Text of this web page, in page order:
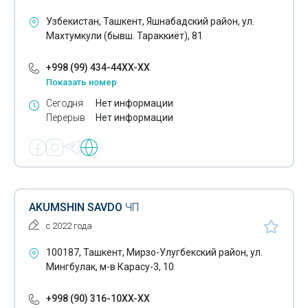
Зарядки для автомобильных аккумуляторов
Испытания автомобильного газобаллонного
оборудования
Китайские грузовики
Коммунальные машины
Компьютерная диагностика автомобилей
Мотоциклы
Полуприцепы
Аренда автобусов
Узбекистан, Ташкент, Яшнабадский район, ул.
Махтумкули (бывш. Тараккиёт), 81
+998 (99) 434-44XX-XX
Показать номер
Сегодня
Перерыв
Нет информации
Нет информации
AKUMSHIN SAVDO ЧП
с 2022 года
100187, Ташкент, Мирзо-Улугбекский район, ул.
Мингбулак, м-в Карасу-3, 10
+998 (90) 316-10XX-XX